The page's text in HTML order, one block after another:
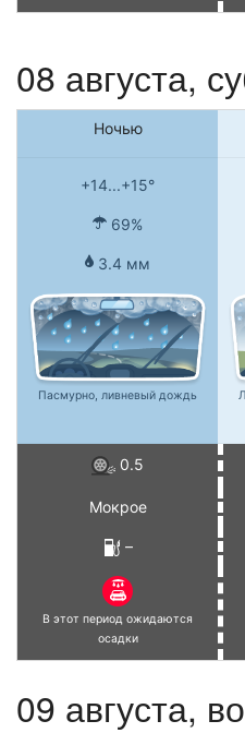
08 августа,
Ночью
+14...+15°
69%
3.4 мм
Пасмурно, ливневый дождь
0.5
Мокрое
–
В этот период ожидаются
осадки
09 августа,